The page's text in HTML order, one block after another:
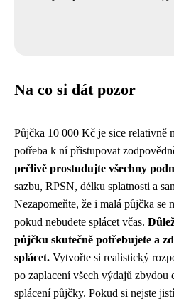
Na co si dát pozor
Půjčka 10 000 Kč je sice relativně
potřeba k ní přistupovat
pečlivě prostudujte všechny
sazbu, RPSN, délku splatnosti a
Nezapomeňte, že i malá půjčka se
pokud nebudete splácet včas.
půjčku skutečně potřebujete a
splácet. Vytvořte si realistický
po zaplacení všech výdajů zbydou
splácení půjčky. Pokud si nejste